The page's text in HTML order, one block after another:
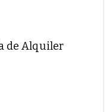
de Alquiler